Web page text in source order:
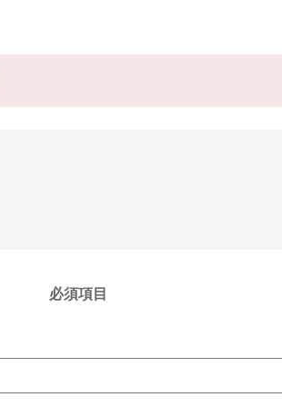
必須項目